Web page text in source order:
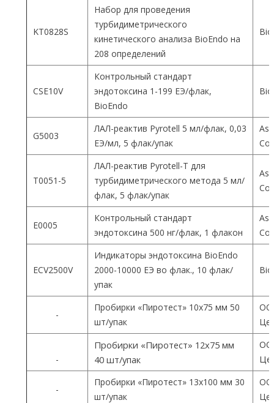
KT0828S
Набор для проведения
турбидиметрического
кинетического анализа BioEndo на
208 определений
CSE10V
Контрольный стандарт
эндотоксина 1-199 ЕЭ/флак,
BioEndo
G5003
ЛАЛ-реактив Pyrotell 5 мл/флак, 0,03
ЕЭ/мл, 5 флак/упак
T0051-5
ЛАЛ-реактив Pyrotell-T для
турбидиметрического метода 5 мл/
флак, 5 флак/упак
E0005
Контрольный стандарт
эндотоксина 500 нг/флак, 1 флакон
ECV2500V
Индикаторы эндотоксина BioEndo
2000-10000 ЕЭ во флак., 10 флак/
упак
-
Пробирки «Пиротест» 10х75 мм 50
шт/упак
-
Пробирки «Пиротест» 12х75 мм
40 шт/упак
-
Пробирки «Пиротест» 13х100 мм 30
шт/упак